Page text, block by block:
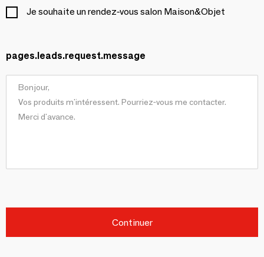
Je souhaite un rendez-vous salon Maison&Objet
pages.leads.request.message
Continuer